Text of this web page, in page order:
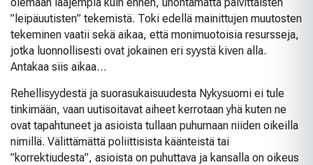
”leipäuutisten” tekemistä. Toki edellä mainittujen muutosten
tekeminen vaatii sekä aikaa, että monimuotoisia resursseja,
jotka luonnollisesti ovat jokainen eri syystä kiven alla.
Antakaa siis aikaa…
Rehellisyydestä ja suorasukaisuudesta Nykysuomi ei tule
tinkimään, vaan uutisoitavat aiheet kerrotaan yhä kuten ne
ovat tapahtuneet ja asioista tullaan puhumaan niiden oikeilla
nimillä. Välittämättä poliittisista käänteistä tai
”korrektiudesta”, asioista on puhuttava ja kansalla on oikeus